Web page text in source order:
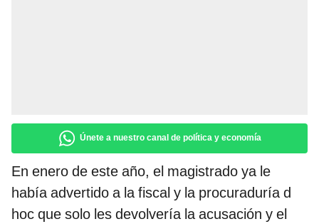
Únete a nuestro canal de política y economía
En enero de este año, el magistrado ya le
había advertido a la fiscal y la procuraduría d
hoc que solo les devolvería la acusación y el